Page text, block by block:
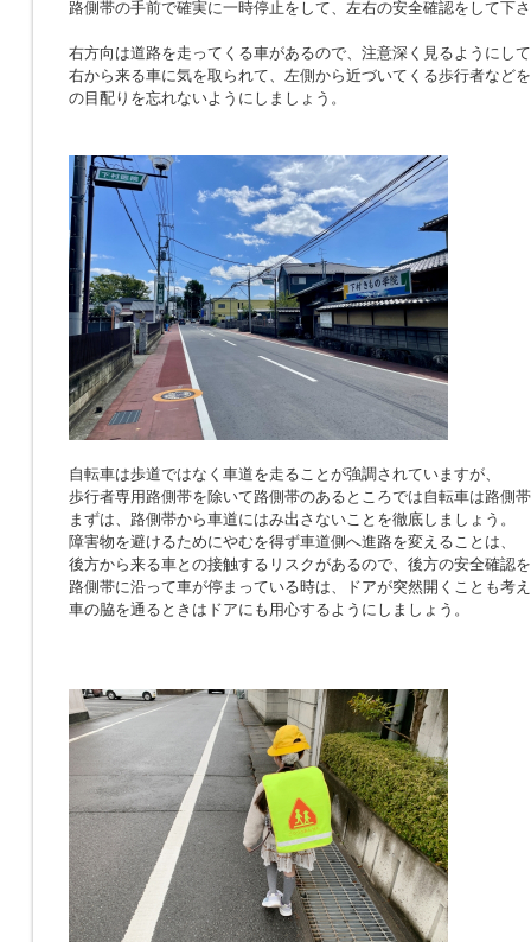
路側帯の手前で確実に一時停止をして、左右の安全確認をして下
右方向は道路を走ってくる車があるので、注意深く見るようにし
右から来る車に気を取られて、左側から近づいてくる歩行者など
の目配りを忘れないようにしましょう。
自転車は歩道ではなく車道を走ることが強調されていますが、
歩行者専用路側帯を除いて路側帯のあるところでは自転車は路側
まずは、路側帯から車道にはみ出さないことを徹底しましょう。
障害物を避けるためにやむを得ず車道側へ進路を変えることは、
後方から来る車との接触するリスクがあるので、後方の安全確認
路側帯に沿って車が停まっている時は、ドアが突然開くことも考
車の脇を通るときはドアにも用心するようにしましょう。